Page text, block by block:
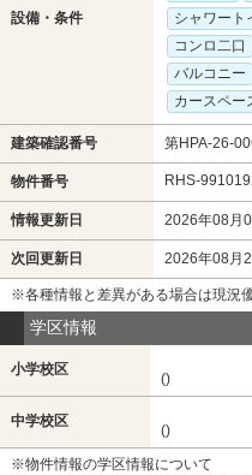
設備・条件
シャワート
コンロ二口
バルコニー
カースペー
建築確認番号 第HPA-26-
物件番号 RHS-
情報更新日 2026年08月
次回更新日 2026年08月
※各種情報と差異がある場合は現況
学区情報
小学校区
()
中学校区
()
※物件情報の学区情報について